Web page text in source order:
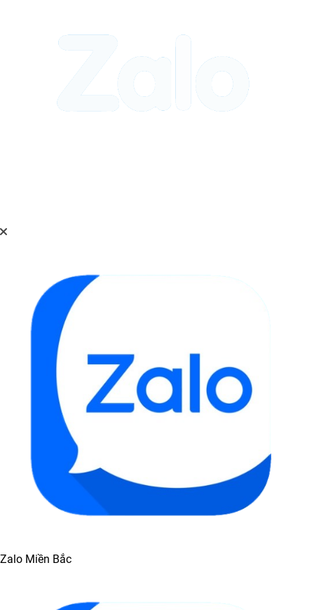
Zalo Miền Bắc